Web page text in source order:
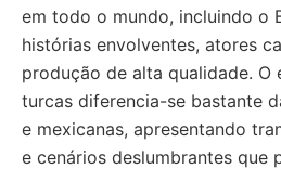
em todo o mundo, incluindo o
histórias envolventes, atores
produção de alta qualidade. O
turcas diferencia-se bastante
e mexicanas, apresentando
e cenários deslumbrantes que